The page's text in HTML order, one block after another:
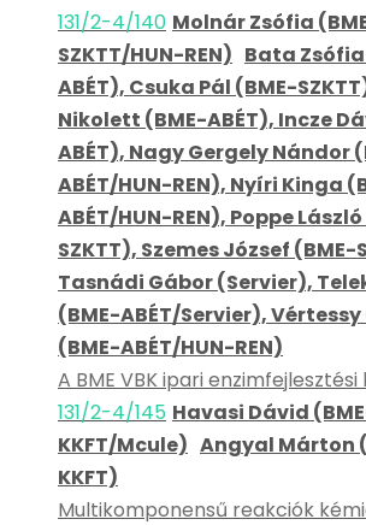
131/2-4/140 Molnár Zsófia
SZKTT/HUN-REN) Bata Zsófia
ABÉT), Csuka Pál (BME-
Nikolett (BME-ABÉT), Incze
ABÉT), Nagy Gergely Nándor
ABÉT/HUN-REN), Nyíri Kinga
ABÉT/HUN-REN), Poppe
SZKTT), Szemes József (BME-
Tasnádi Gábor (Servier),
(BME-ABÉT/Servier), Vértessy
(BME-ABÉT/HUN-REN)
A BME VBK ipari
131/2-4/145 Havasi Dávid
KKFT/Mcule) Angyal Márton
KKFT)
Multikomponensű reakciók